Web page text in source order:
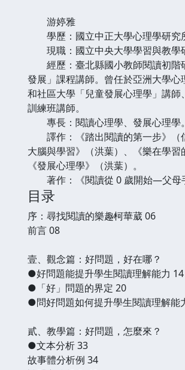
游婷雅
學歷：國立中正大學心理學研究
現職：國立中央大學學習與教學
經歷：臺北縣國小教師閱讀初階
發展」課程講師。曾任於亞洲大學心
和社區大學「兒童發展心理學」講師
訓練班講師。
專長：閱讀心理學、發展心理學。
譯作：《踏出閱讀的第一步》（
大腦與學習》（洪葉）、《樂在學習
《發展心理學》（洪葉）。
著作：《閱讀從 0 歲開始—父母
目录
序：尋找閱讀的樂趣∕柯華葳 06
前言 08
壹、觀念篇：好問題，好在哪？
●好問題能提升學生閱讀理解能力 14
●「好」問題的界定 20
●問好問題如何提升學生閱讀理解能
貳、教學篇：好問題，怎麼來？
●文本分析 33
故事體分析例 34